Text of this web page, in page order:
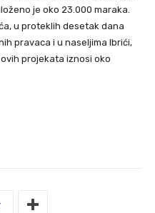
je oko 23.000 maraka.
u proteklih desetak dana
pravaca i u naseljima Ibrići,
projekata iznosi oko